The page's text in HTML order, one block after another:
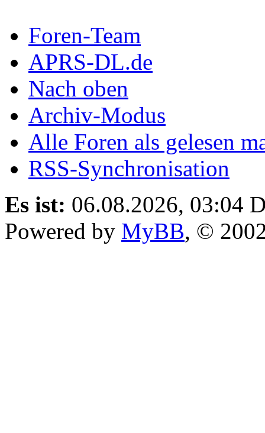
Foren-Team
APRS-DL.de
Nach oben
Archiv-Modus
Alle Foren als gelesen
RSS-Synchronisation
Es ist: 06.08.2026, 03:04
Powered by MyBB, ©